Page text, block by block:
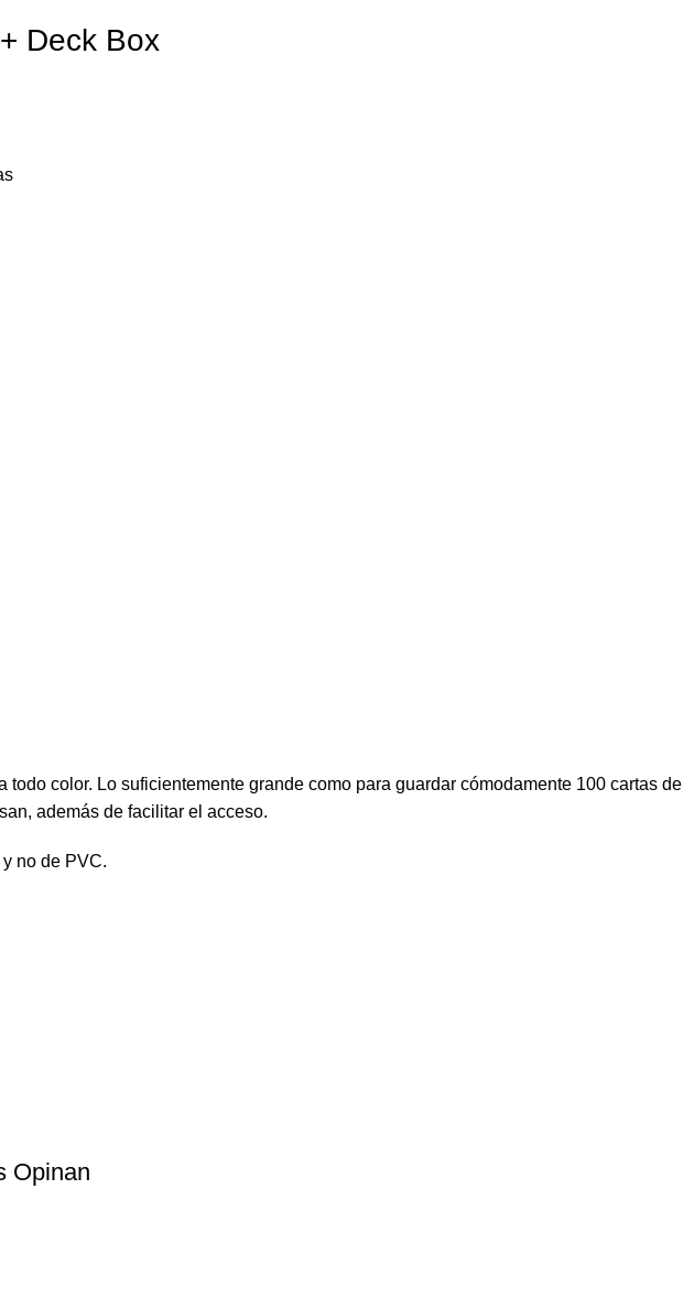
Deck Box
color. Lo suficientemente grande como para guardar cómodamente 100 cartas de
además de facilitar el acceso.
no de PVC.
Opinan